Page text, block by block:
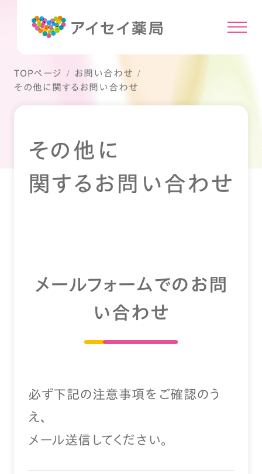
TOPページ
お問い合わせ
その他に関するお問い合わせ
その他に
関するお問い合わせ
メールフォームでのお問
い合わせ
必ず下記の注意事項をご確認のう
え、
メール送信してください。